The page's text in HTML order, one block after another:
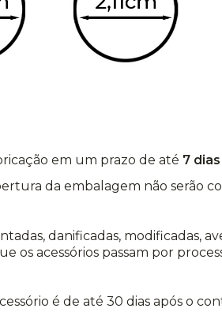
em um prazo de até 7 dias
da embalagem não serão
danificadas, modificadas,
os acessórios passam por
é de até 30 dias após o